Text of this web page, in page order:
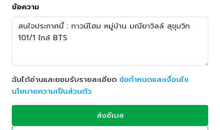
ข้อความ
ฉันได้อ่านและยอมรับรายละเอียด ข้อกำหนดและเงื่อนไข
นโยบายความเป็นส่วนตัว
ส่งอีเมล